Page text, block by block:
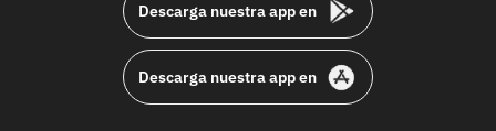
Descarga nuestra app en
Descarga nuestra app en